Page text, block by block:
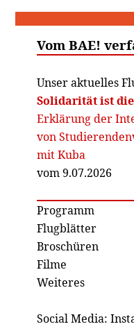
Vom BAE!
Unser aktuelles
Solidarität ist
Erklärung der
von
mit Kuba
vom 9.07.2026
Programm
Flugblätter
Broschüren
Filme
Weiteres
Social Media: